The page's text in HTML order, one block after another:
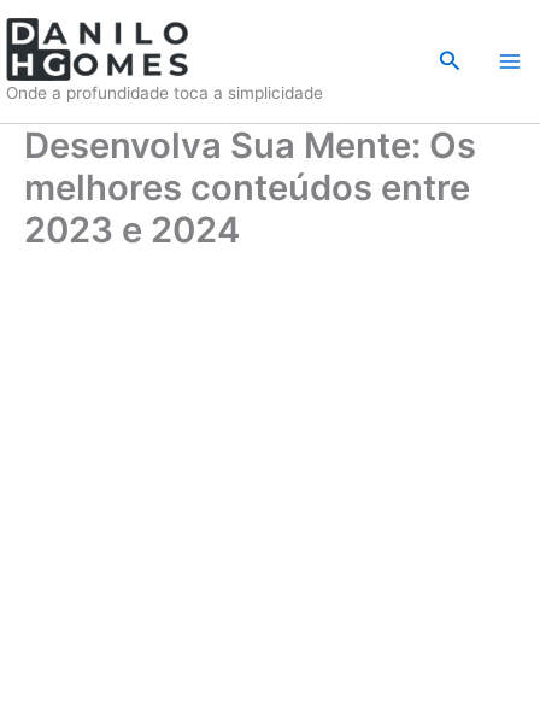
Ir
para
conteúdo
Onde a profundidade toca a simplicidade
Pesquisar
Desenvolva Sua Mente: Os
melhores conteúdos entre
2023 e 2024